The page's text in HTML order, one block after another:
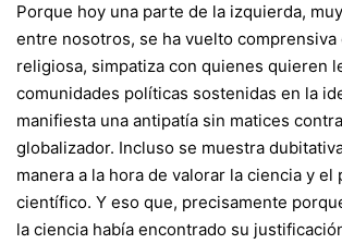
Porque hoy una parte de la izquierda,
entre nosotros, se ha vuelto comprensiva
religiosa, simpatiza con quienes quieren
comunidades políticas sostenidas en la
manifiesta una antipatía sin matices
globalizador. Incluso se muestra
manera a la hora de valorar la ciencia y el
científico. Y eso que, precisamente
la ciencia había encontrado su